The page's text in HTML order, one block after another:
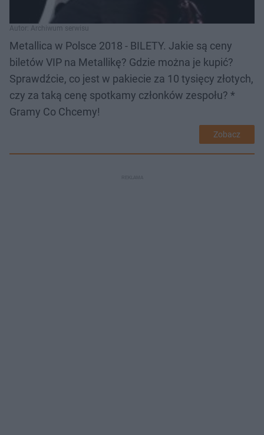
Autor: Archiwum serwisu
Metallica w Polsce 2018 - BILETY. Jakie są ceny
biletów VIP na Metallikę? Gdzie można je kupić?
Sprawdźcie, co jest w pakiecie za 10 tysięcy złotych,
czy za taką cenę spotkamy członków zespołu? *
Gramy Co Chcemy!
Zobacz